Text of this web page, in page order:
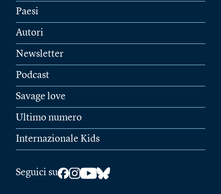
Paesi
Autori
Newsletter
Podcast
Savage love
Ultimo numero
Internazionale Kids
Seguici su